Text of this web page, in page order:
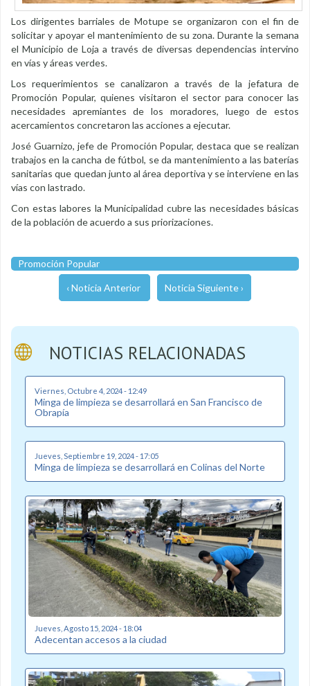
Los dirigentes barriales de Motupe se organizaron con el fin de
solicitar y apoyar el mantenimiento de su zona. Durante la semana
el Municipio de Loja a través de diversas dependencias intervino
en vías y áreas verdes.
Los requerimientos se canalizaron a través de la jefatura de
Promoción Popular, quienes visitaron el sector para conocer las
necesidades apremiantes de los moradores, luego de estos
acercamientos concretaron las acciones a ejecutar.
José Guarnizo, jefe de Promoción Popular, destaca que se realizan
trabajos en la cancha de fútbol, se da mantenimiento a las baterías
sanitarias que quedan junto al área deportiva y se interviene en las
vías con lastrado.
Con estas labores la Municipalidad cubre las necesidades básicas
de la población de acuerdo a sus priorizaciones.
Promoción Popular
‹ Noticia Anterior Noticia Siguiente ›
NOTICIAS RELACIONADAS
Viernes, Octubre 4, 2024 - 12:49
Minga de limpieza se desarrollará en San Francisco de
Obrapía
Jueves, Septiembre 19, 2024 - 17:05
Minga de limpieza se desarrollará en Colinas del Norte
Jueves, Agosto 15, 2024 - 18:04
Adecentan accesos a la ciudad